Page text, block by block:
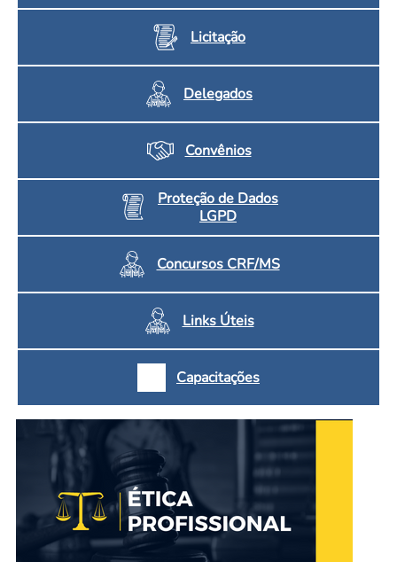
Licitação
Delegados
Convênios
Proteção de Dados
LGPD
Concursos CRF/MS
Links Úteis
Capacitações